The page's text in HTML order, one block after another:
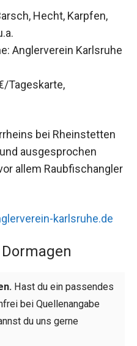
Hecht, Karpfen,
Anglerverein Karlsruhe
Tageskarte,
bei Rheinstetten
ausgesprochen
allem Raubfischangler
karlsruhe.de
Hast du ein passendes
bei Quellenangabe
du uns gerne